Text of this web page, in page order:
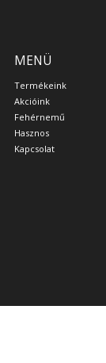
MENÜ
Termékeink
Akcióink
Fehérnemű
Hasznos
Kapcsolat